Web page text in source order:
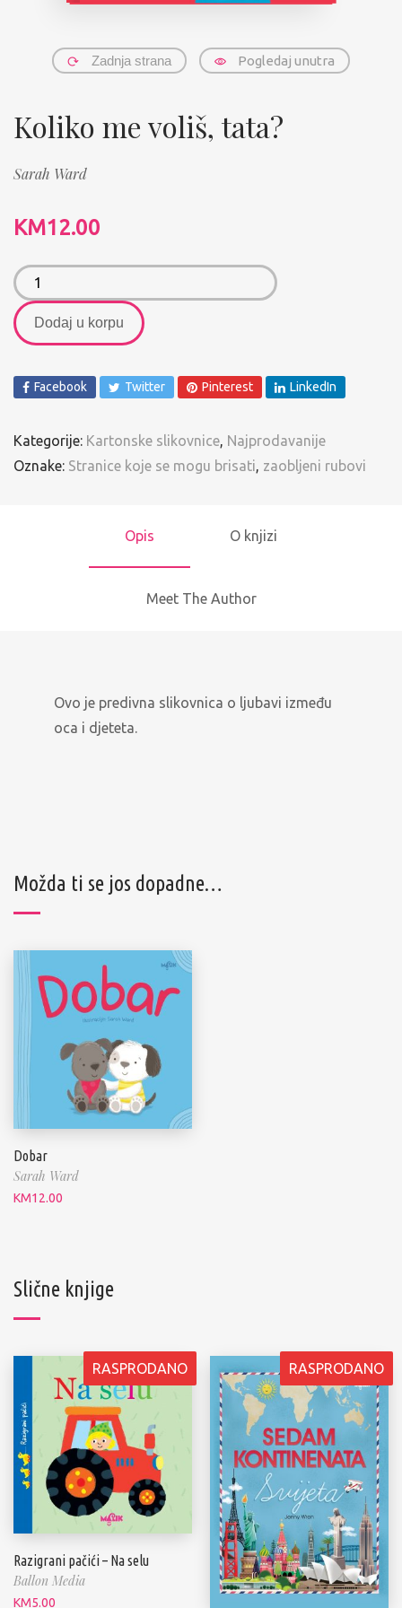
Zadnja strana Pogledaj unutra
Koliko me voliš, tata?
Sarah Ward
KM12.00
Dodaj u korpu
Facebook Twitter Pinterest LinkedIn
Kategorije: Kartonske slikovnice, Najprodavanije
Oznake: Stranice koje se mogu brisati, zaobljeni rubovi
Opis O knjizi
Meet The Author
Ovo je predivna slikovnica o ljubavi između
oca i djeteta.
Možda ti se jos dopadne…
Dobar
Sarah Ward
KM12.00
Slične knjige
RASPRODANO
Razigrani pačići – Na selu
Ballon Media
KM5.00
RASPRODANO